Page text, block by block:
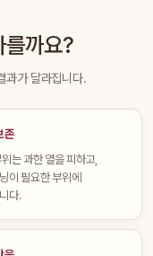
까요?
과가 달라집니다.
존
는 과한 열을 피하고,
이 필요한 부위에
다.